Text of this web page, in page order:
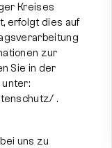
Kreises
erfolgt dies auf
zur
Sie in der
.
uns zu